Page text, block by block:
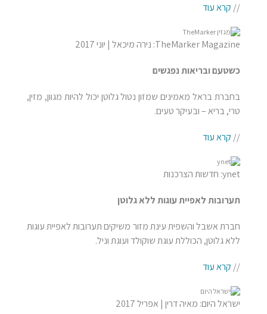
// קרא עוד
TheMarker Magazine: נירה מיכאל | יוני 2017
כשטעם ובריאות נפגשים
בחברת בראל מאמינים שמזון נטול גלוטן יכול להיות מגוון, מזין,
טרי, בריא – ובעיקר טעים.
// קרא עוד
ynet: חדשות הצרכנות
תערובות לאפיית עוגות ללא גלוטן
חברת אשבל והשפית עינת מזור משיקים תערובות לאפיית עוגות
ללא גלוטן, הכוללת עוגת שוקולד ועוגת וניל.
// קרא עוד
ישראל היום: מאיה דרין | אפריל 2017